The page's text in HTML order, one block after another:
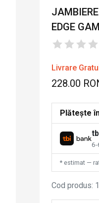
EDGE
Livrare
228.00
Plătește
6-
* estimat —
Cod produs: